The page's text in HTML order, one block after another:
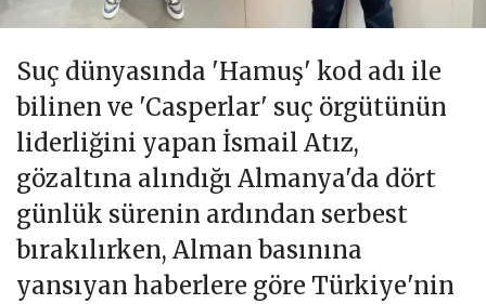
Suç dünyasında 'Hamuş' kod adı ile
bilinen ve 'Casperlar' suç örgütünün
liderliğini yapan İsmail Atız,
gözaltına alındığı Almanya'da dört
günlük sürenin ardından serbest
bırakılırken, Alman basınına
yansıyan haberlere göre Türkiye'nin